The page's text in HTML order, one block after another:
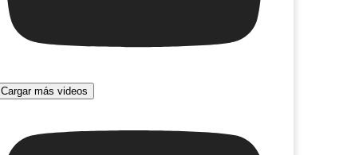
Cargar más videos